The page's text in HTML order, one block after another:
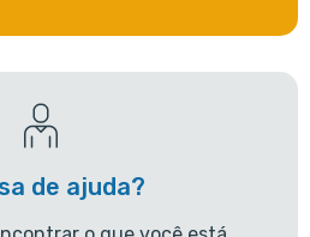
de ajuda?